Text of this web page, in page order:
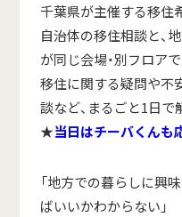
千葉県が主催する移住
自治体の移住相談と、
が同じ会場・別フロアで
移住に関する疑問や不
談など、まるごと1日で
★当日はチーバくん
「地方での暮らしに興
ばいいかわからない」